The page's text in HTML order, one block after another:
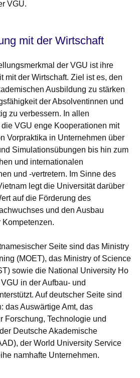
VGU.
mit der Wirtschaft
der VGU ist ihre
mit der Wirtschaft. Ziel ist es, den
Ausbildung zu stärken
der Absolventinnen und
zu verbessern. In allen
VGU enge Kooperationen mit
Vorpraktika in Unternehmen über
Simulationsübungen bis hin zum
und internationalen
und -vertretern. Im Sinne des
legt die Universität darüber
auf die Förderung des
und den Ausbau
Seite sind das Ministry
(MOET), das Ministry of Science
sowie die National University Ho
in der Aufbau- und
Auf deutscher Seite sind
das Auswärtige Amt, das
Forschung, Technologie und
Deutsche Akademische
der World University Service
namhafte Unternehmen.